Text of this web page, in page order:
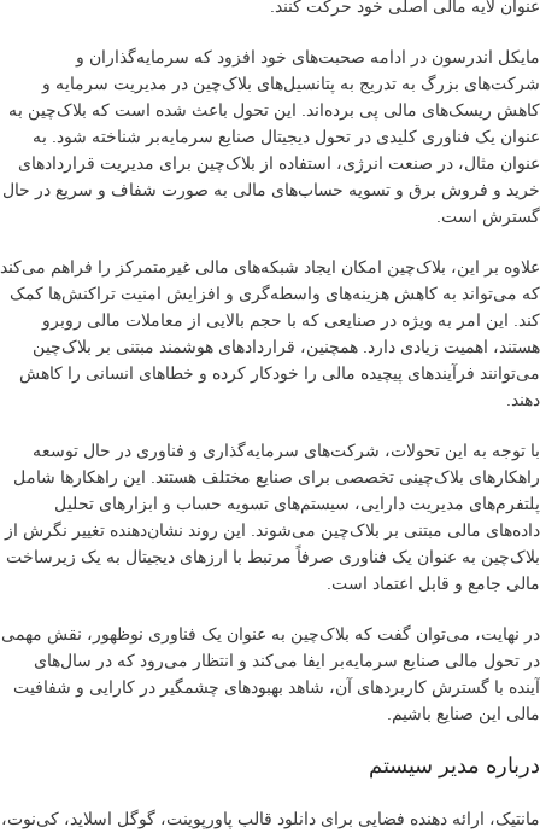
عنوان لایه مالی اصلی خود حرکت کنند.
مایکل اندرسون در ادامه صحبت‌های خود افزود که سرمایه‌گذاران و
شرکت‌های بزرگ به تدریج به پتانسیل‌های بلاک‌چین در مدیریت سرمایه و
کاهش ریسک‌های مالی پی برده‌اند. این تحول باعث شده است که بلاک‌چین به
عنوان یک فناوری کلیدی در تحول دیجیتال صنایع سرمایه‌بر شناخته شود. به
عنوان مثال، در صنعت انرژی، استفاده از بلاک‌چین برای مدیریت قراردادهای
خرید و فروش برق و تسویه حساب‌های مالی به صورت شفاف و سریع در حال
گسترش است.
علاوه بر این، بلاک‌چین امکان ایجاد شبکه‌های مالی غیرمتمرکز را فراهم می‌کند
که می‌تواند به کاهش هزینه‌های واسطه‌گری و افزایش امنیت تراکنش‌ها کمک
کند. این امر به ویژه در صنایعی که با حجم بالایی از معاملات مالی روبرو
هستند، اهمیت زیادی دارد. همچنین، قراردادهای هوشمند مبتنی بر بلاک‌چین
می‌توانند فرآیندهای پیچیده مالی را خودکار کرده و خطاهای انسانی را کاهش
دهند.
با توجه به این تحولات، شرکت‌های سرمایه‌گذاری و فناوری در حال توسعه
راهکارهای بلاک‌چینی تخصصی برای صنایع مختلف هستند. این راهکارها شامل
پلتفرم‌های مدیریت دارایی، سیستم‌های تسویه حساب و ابزارهای تحلیل
داده‌های مالی مبتنی بر بلاک‌چین می‌شوند. این روند نشان‌دهنده تغییر نگرش از
بلاک‌چین به عنوان یک فناوری صرفاً مرتبط با ارزهای دیجیتال به یک زیرساخت
مالی جامع و قابل اعتماد است.
در نهایت، می‌توان گفت که بلاک‌چین به عنوان یک فناوری نوظهور، نقش مهمی
در تحول مالی صنایع سرمایه‌بر ایفا می‌کند و انتظار می‌رود که در سال‌های
آینده با گسترش کاربردهای آن، شاهد بهبودهای چشمگیر در کارایی و شفافیت
مالی این صنایع باشیم.
درباره مدیر سیستم
مانتیک، ارائه دهنده فضایی برای دانلود قالب پاورپوینت، گوگل اسلاید، کی‌نوت،